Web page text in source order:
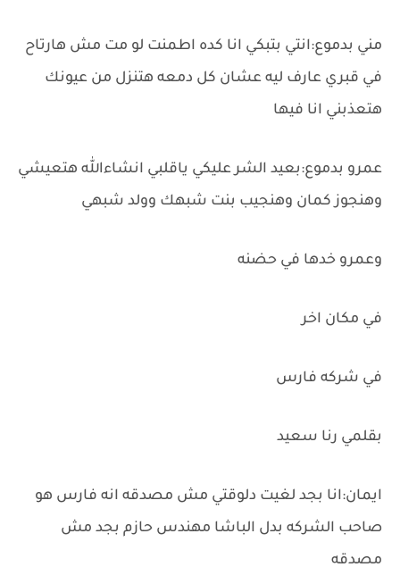
مني بدموع:انتي بتبكي انا كده اطمنت لو مت مش هارتاح
في قبري عارف ليه عشان كل دمعه هتنزل من عيونك
هتعذبني انا فيها
عمرو بدموع:بعيد الشر عليكي ياقلبي انشاءالله هتعيشي
وهنجوز كمان وهنجيب بنت شبهك وولد شبهي
وعمرو خدها في حضنه
في مكان اخر
في شركه فارس
بقلمي رنا سعيد
ايمان:انا بجد لغيت دلوقتي مش مصدقه انه فارس هو
صاحب الشركه بدل الباشا مهندس حازم بجد مش
مصدقه